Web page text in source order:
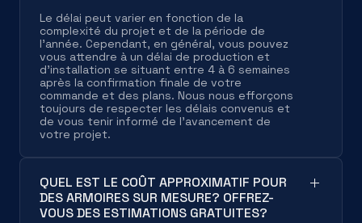
Le délai peut varier en fonction de la
complexité du projet et de la période de
l'année. Cependant, en général, vous pouvez
vous attendre à un délai de production et
d'installation se situant entre 4 à 6 semaines
après la confirmation finale de votre
commande et des plans. Nous nous efforçons
toujours de respecter les délais convenus et
de vous tenir informé de l'avancement de
votre projet.
QUEL EST LE COÛT APPROXIMATIF POUR
DES ARMOIRES SUR MESURE? OFFREZ-
VOUS DES ESTIMATIONS GRATUITES?